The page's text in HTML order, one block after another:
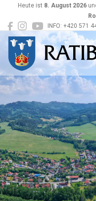
INFO: +420 571
Heute ist 8. August 2026
Ratiboř